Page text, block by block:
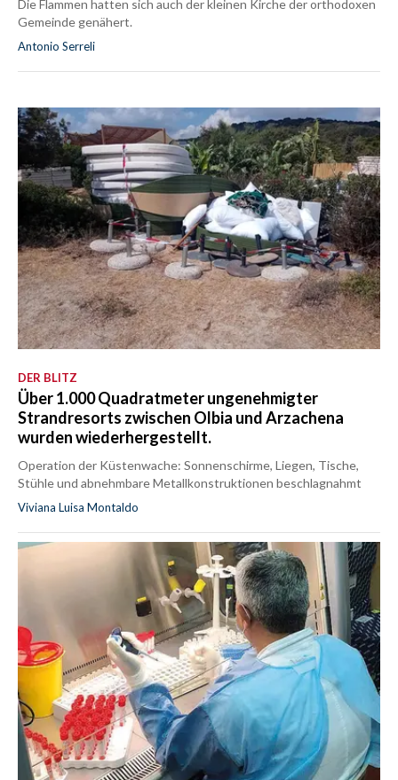
Die Flammen hatten sich auch der kleinen Kirche der orthodoxen
Gemeinde genähert.
Antonio Serreli
DER BLITZ
Über 1.000 Quadratmeter ungenehmigter
Strandresorts zwischen Olbia und Arzachena
wurden wiederhergestellt.
Operation der Küstenwache: Sonnenschirme, Liegen, Tische,
Stühle und abnehmbare Metallkonstruktionen beschlagnahmt
Viviana Luisa Montaldo